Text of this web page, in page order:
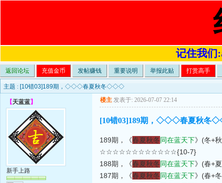
记住我们
返回论坛 充值金币 发帖赚钱 重要说明 举报此贴 打赏高手
主题 : [10错03]189期，◇◇◇春夏秋冬◇◇◇
【天蓝蓝】
新手上路
楼主 发表于: 2026-07-07 22:14
[10错03]189期，◇◇◇春夏秋冬
189期，《春夏秋冬同在蓝天下》(冬+
☆☆☆☆☆☆☆☆☆☆☆☆{10-7}
188期，《春夏秋冬同在蓝天下》(春+
187期，《春夏秋冬同在蓝天下》(春+